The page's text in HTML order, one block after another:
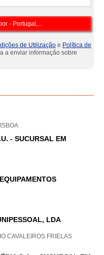
de Utilização e Política de
a enviar informação sobre
- SUCURSAL EM
LDA
CAVALEIROS FRIELAS